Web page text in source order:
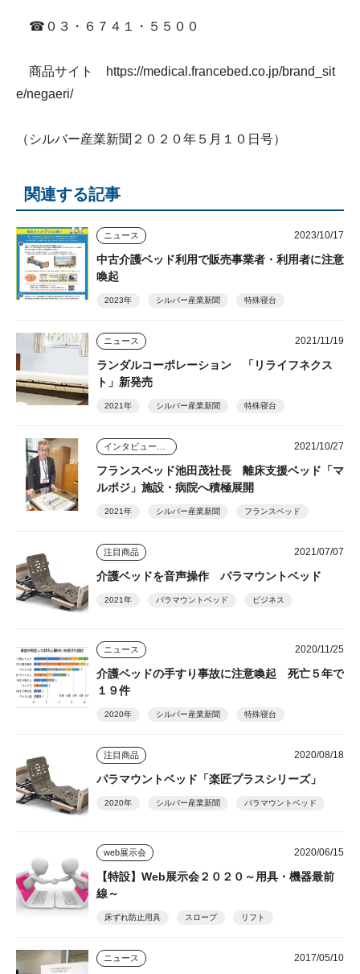
☎０３・６７４１・５５００
商品サイト
https://medical.francebed.co.jp/brand_sit
e/negaeri/
（シルバー産業新聞２０２０年５月１０日号）
関連する記事
ニュース 2023/10/17
中古介護ベッド利用で販売事業者・利用者に注意
喚起
2023年 シルバー産業新聞 特殊寝台
ニュース 2021/11/19
ランダルコーポレーション 「リライフネクス
ト」新発売
2021年 シルバー産業新聞 特殊寝台
2021/10/27
フランスベッド池田茂社長 離床支援ベッド「マ
ルポジ」施設・病院へ積極展開
2021年 シルバー産業新聞 フランスベッド
注目商品 2021/07/07
介護ベッドを音声操作 パラマウントベッド
2021年 パラマウントベッド ビジネス
ニュース 2020/11/25
介護ベッドの手すり事故に注意喚起 死亡５年で
１９件
2020年 シルバー産業新聞 特殊寝台
注目商品 2020/08/18
パラマウントベッド「楽匠プラスシリーズ」
2020年 シルバー産業新聞 パラマウントベッド
web展示会 2020/06/15
【特設】Web展示会２０２０～用具・機器最前
線～
床ずれ防止用具 スロープ リフト
ニュース 2017/05/10